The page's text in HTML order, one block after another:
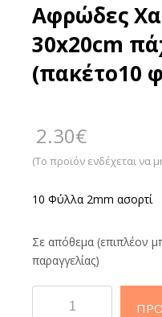
Αφρώδες
30x20cm
(πακέτο10
2.30€
(Το προϊόν ενδέχεται να
10 Φύλλα 2mm ασορτί
Σε απόθεμα (επιπλέον
παραγγελίας)